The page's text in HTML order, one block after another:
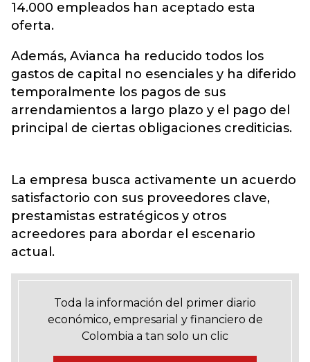
14.000 empleados han aceptado esta
oferta.
Además, Avianca ha reducido todos los
gastos de capital no esenciales y ha diferido
temporalmente los pagos de sus
arrendamientos a largo plazo y el pago del
principal de ciertas obligaciones crediticias.
La empresa busca activamente un acuerdo
satisfactorio con sus proveedores clave,
prestamistas estratégicos y otros
acreedores para abordar el escenario
actual.
Toda la información del primer diario
económico, empresarial y financiero de
Colombia a tan solo un clic